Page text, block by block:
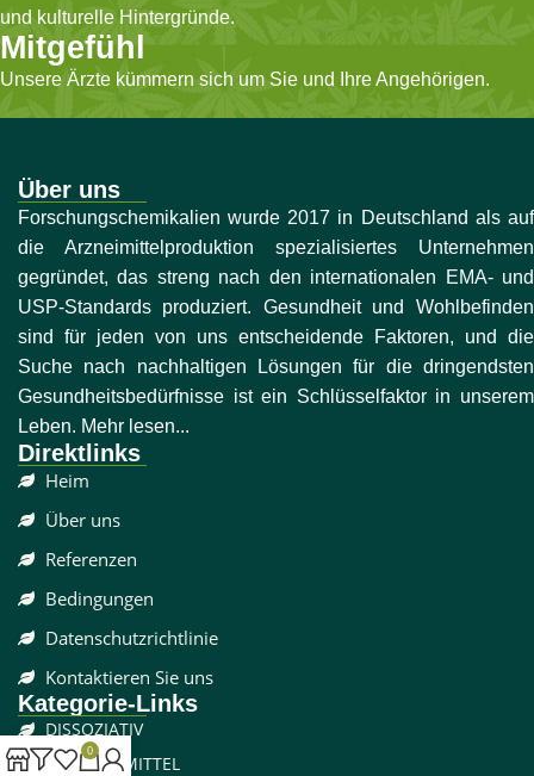
und kulturelle Hintergründe.
Mitgefühl
Unsere Ärzte kümmern sich um Sie und Ihre Angehörigen.
Über uns
Forschungschemikalien wurde 2017 in Deutschland als auf
die Arzneimittelproduktion spezialisiertes Unternehmen
gegründet, das streng nach den internationalen EMA- und
USP-Standards produziert. Gesundheit und Wohlbefinden
sind für jeden von uns entscheidende Faktoren, und die
Suche nach nachhaltigen Lösungen für die dringendsten
Gesundheitsbedürfnisse ist ein Schlüsselfaktor in unserem
Leben. Mehr lesen...
Direktlinks
Heim
Über uns
Referenzen
Bedingungen
Datenschutzrichtlinie
Kontaktieren Sie uns
Kategorie-Links
DISSOZIATIV
SCHMERZMITTEL
0